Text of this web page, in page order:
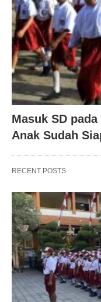
Masuk SD
Anak Sudah
RECENT POSTS